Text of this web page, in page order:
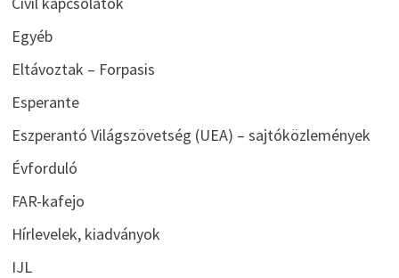
Egyéb
Eltávoztak – Forpasis
Esperante
Eszperantó Világszövetség (UEA) – sajtóközlemények
Évforduló
FAR-kafejo
Hírlevelek, kiadványok
IJL